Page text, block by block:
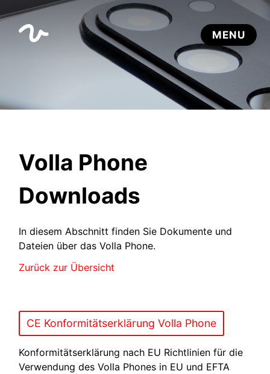
Volla Phone
Downloads
In diesem Abschnitt finden Sie Dokumente und
Dateien über das Volla Phone.
Zurück zur Übersicht
CE Konformitätserklärung Volla Phone
Konformitätserklärung nach EU Richtlinien für die
Verwendung des Volla Phones in EU und EFTA